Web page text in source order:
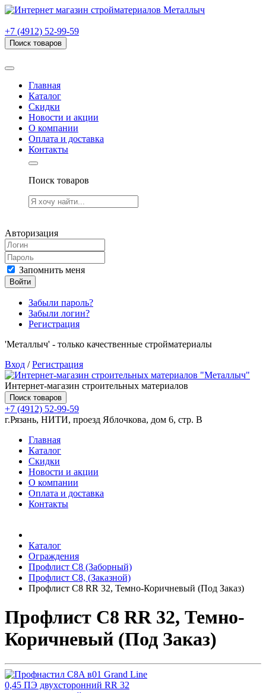
+7 (4912) 52-99-59
Поиск товаров
Главная
Каталог
Скидки
Новости и акции
О компании
Оплата и доставка
Контакты
Поиск товаров
Авторизация
Запомнить меня
Войти
Забыли пароль?
Забыли логин?
Регистрация
'Металлыч' - только качественные стройматериалы
Вход /Регистрация
Интернет-магазин строительных материалов
Поиск товаров
+7 (4912) 52-99-59
г.Рязань, НИТИ, проезд Яблочкова, дом 6, стр. В
Главная
Каталог
Скидки
Новости и акции
О компании
Оплата и доставка
Контакты
Каталог
Ограждения
Профлист С8 (Заборный)
Профлист С8, (Заказной)
Профлист С8 RR 32, Темно-Коричневый (Под Заказ)
Профлист С8 RR 32, Темно-
Коричневый (Под Заказ)